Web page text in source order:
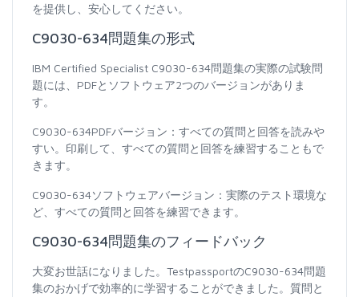
を提供し、安心してください。
C9030-634問題集の形式
IBM Certified Specialist C9030-634問題集の実際の試験問
題には、PDFとソフトウェア2つのバージョンがありま
す。
C9030-634PDFバージョン：すべての質問と回答を読みや
すい。印刷して、すべての質問と回答を練習することもで
きます。
C9030-634ソフトウェアバージョン：実際のテスト環境な
ど、すべての質問と回答を練習できます。
C9030-634問題集のフィードバック
大変お世話になりました。TestpassportのC9030-634問題
集のおかげで効率的に学習することができました。質問と